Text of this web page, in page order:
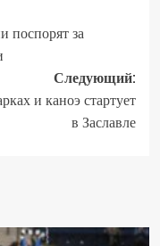
поспорят за
Следующий:
и каноэ стартует
в Заславле